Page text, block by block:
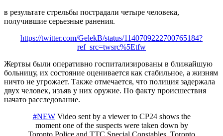
в результате стрельбы пострадали четыре человека,
получившие серьезные ранения.
https://twitter.com/GelekB/status/1140709222700765184?
ref_src=twsrc%5Etfw
Жертвы были оперативно госпитализированы в ближайшую
больницу, их состояние оценивается как стабильное, а жизням
ничто не угрожает. Также отмечается, что полиция задержала
двух человек, изъяв у них оружие. По факту происшествия
начато расследование.
#NEWVideo sent by a viewer to CP24 shows the
moment one of the suspects were taken down by
Toronto Police and TTC Special Constables. Toronto